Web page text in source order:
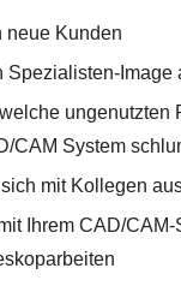
neue Kunden
Spezialisten-Image
ungenutzten
CAM System
mit Kollegen
Ihrem CAD/CAM-